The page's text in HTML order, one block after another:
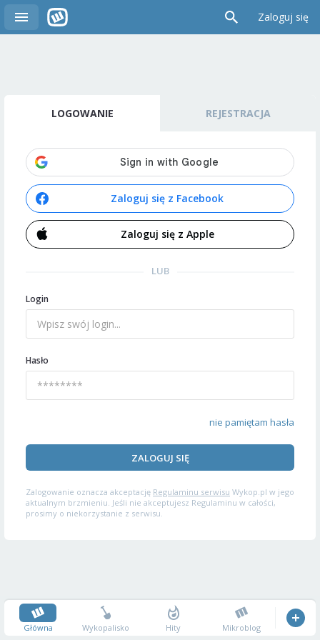
Zaloguj się
LOGOWANIE REJESTRACJA
Zaloguj się z Facebook
Zaloguj się z Apple
LUB
Login
Hasło
nie pamiętam hasła
ZALOGUJ SIĘ
Zalogowanie oznacza akceptację Regulaminu serwisu Wykop.pl w jego
aktualnym brzmieniu. Jeśli nie akceptujesz Regulaminu w całości,
prosimy o niekorzystanie z serwisu.
Główna Wykopalisko Hity Mikroblog